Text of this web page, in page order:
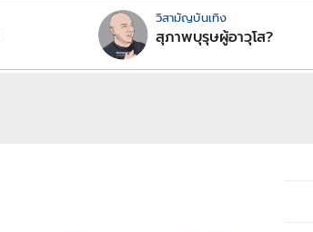
วิสามัญบันเทิง
สุภาพบุรุษผู้อาวุโส?